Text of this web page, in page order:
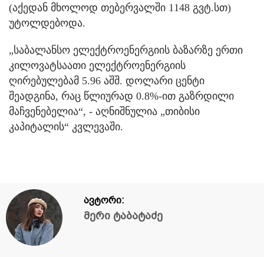
(აქედან მხოლოდ თებერვალში 1148 გვტ.სთ)
უტოლდებოდა.
„საბალანსო ელექტროენერგიის ბაზარზე ერთი
კილოვატსაათი ელექტროენერგიის
ღირებულებამ 5.96 აშშ. დოლარი ცენტი
შეადგინა, რაც წლიურად 0.8%-ით გაზრდილი
მაჩვენებელია“, - აღნიშნულია „თიბისი
კაპიტალის“ კვლევაში.
ავტორი:
მერი ტაბატაძე